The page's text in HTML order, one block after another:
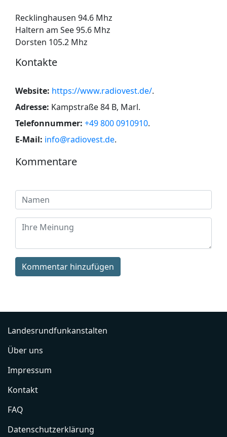
Recklinghausen 94.6 Mhz
Haltern am See 95.6 Mhz
Dorsten 105.2 Mhz
Kontakte
Website: https://www.radiovest.de/.
Adresse: Kampstraße 84 B, Marl.
Telefonnummer: +49 800 0910910.
E-Mail: info@radiovest.de.
Kommentare
Kommentar hinzufügen
Landesrundfunkanstalten
Über uns
Impressum
Kontakt
FAQ
Datenschutzerklärung